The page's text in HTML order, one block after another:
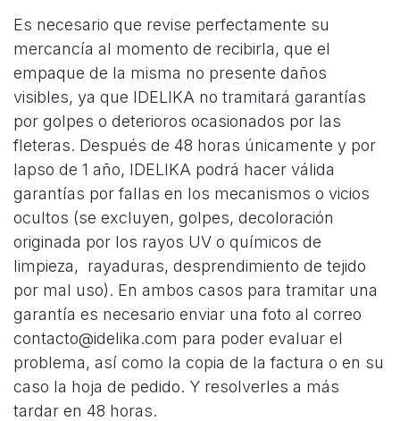
Es necesario que revise perfectamente su
mercancía al momento de recibirla, que el
empaque de la misma no presente daños
visibles, ya que IDELIKA no tramitará garantías
por golpes o deterioros ocasionados por las
fleteras. Después de 48 horas únicamente y por
lapso de 1 año, IDELIKA podrá hacer válida
garantías por fallas en los mecanismos o vicios
ocultos (se excluyen, golpes, decoloración
originada por los rayos UV o químicos de
limpieza, rayaduras, desprendimiento de tejido
por mal uso). En ambos casos para tramitar una
garantía es necesario enviar una foto al correo
contacto@idelika.com para poder evaluar el
problema, así como la copia de la factura o en su
caso la hoja de pedido. Y resolverles a más
tardar en 48 horas.